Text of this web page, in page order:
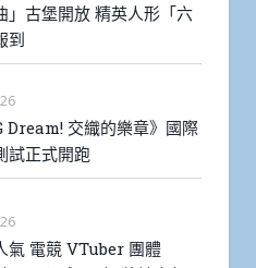
」古堡開放 精英人形「六
到
Dream! 交織的樂章》國際
試正式開跑
氣 電競 VTuber 團體